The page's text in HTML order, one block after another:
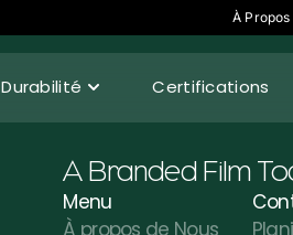
À
Durabilité Certifications
A Branded Film
Menu
À propos de Nous